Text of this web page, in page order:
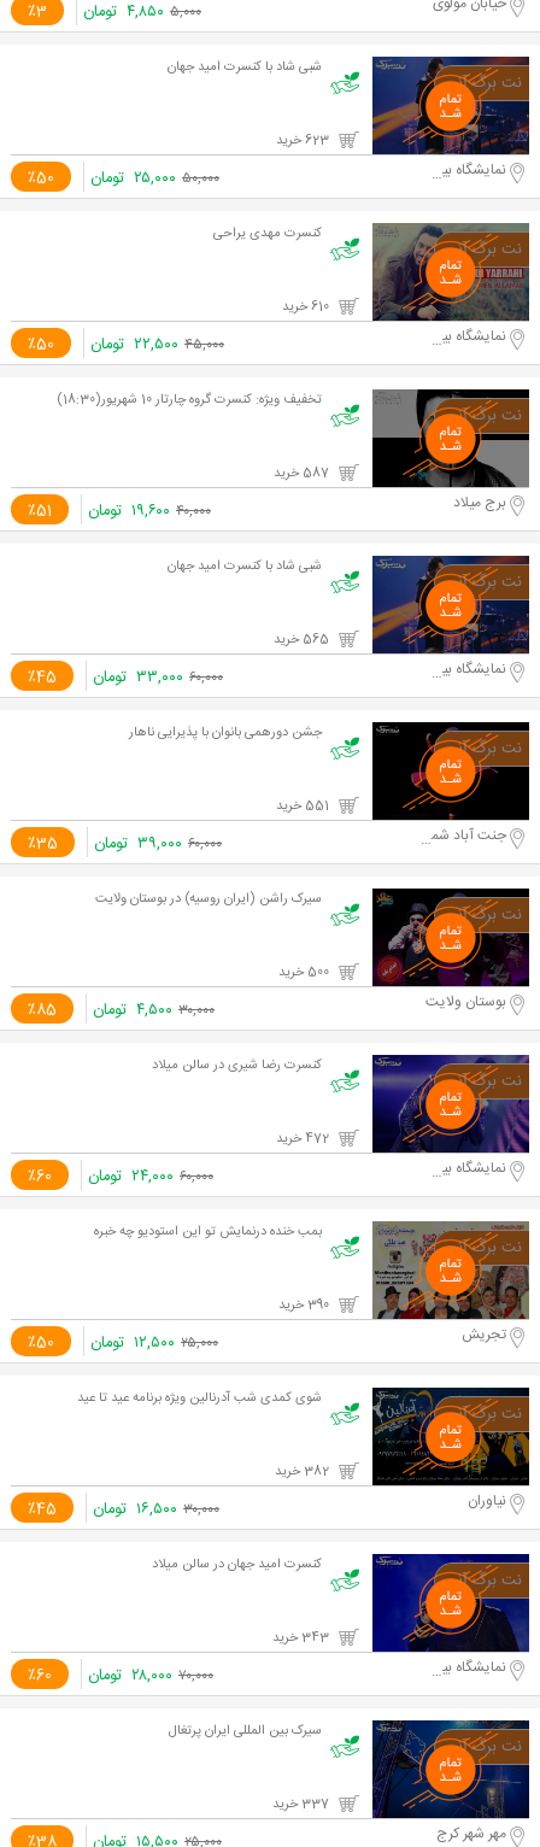
٪3 ۵,۰۰۰ ۴,۸۵۰ تومان
شبی شاد با کنسرت امید جهان
٪50 نمایشگاه بین المللی ۵۰,۰۰۰ ۲۵,۰۰۰ تومان
کنسرت مهدی یراحی
٪50 نمایشگاه بین المللی ۴۵,۰۰۰ ۲۲,۵۰۰ تومان
تخفیف ویژه: کنسرت گروه چارتار 10 شهریور(18:30)
٪51 برج میلاد ۴۰,۰۰۰ ۱۹,۶۰۰ تومان
شبی شاد با کنسرت امید جهان
٪45 نمایشگاه بین المللی ۶۰,۰۰۰ ۳۳,۰۰۰ تومان
جشن دورهمی بانوان با پذیرایی ناهار
٪35 جنت آباد شمالی ۶۰,۰۰۰ ۳۹,۰۰۰ تومان
سیرک راشن (ایران روسیه) در بوستان ولایت
٪85 بوستان ولایت ۳۰,۰۰۰ ۴,۵۰۰ تومان
کنسرت رضا شیری در سالن میلاد
٪60 نمایشگاه بین المللی ۶۰,۰۰۰ ۲۴,۰۰۰ تومان
بمب خنده درنمایش تو این استودیو چه خبره
٪50 تجریش ۲۵,۰۰۰ ۱۲,۵۰۰ تومان
شوی کمدی شب آدرنالین ویژه برنامه عید تا عید
٪45 نیاوران ۳۰,۰۰۰ ۱۶,۵۰۰ تومان
کنسرت امید جهان در سالن میلاد
٪60 نمایشگاه بین المللی ۷۰,۰۰۰ ۲۸,۰۰۰ تومان
سیرک بین المللی ایران پرتغال
مهر شهر کرج ۲۵,۰۰۰